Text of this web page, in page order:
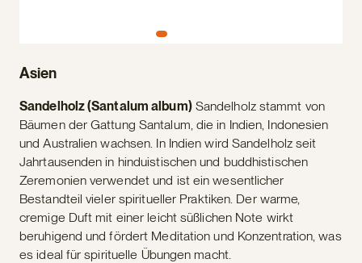
Asien
Sandelholz (Santalum album)Sandelholz stammt von
Bäumen der Gattung Santalum, die in Indien, Indonesien
und Australien wachsen. In Indien wird Sandelholz seit
Jahrtausenden in hinduistischen und buddhistischen
Zeremonien verwendet und ist ein wesentlicher
Bestandteil vieler spiritueller Praktiken. Der warme,
cremige Duft mit einer leicht süßlichen Note wirkt
beruhigend und fördert Meditation und Konzentration, was
es ideal für spirituelle Übungen macht.